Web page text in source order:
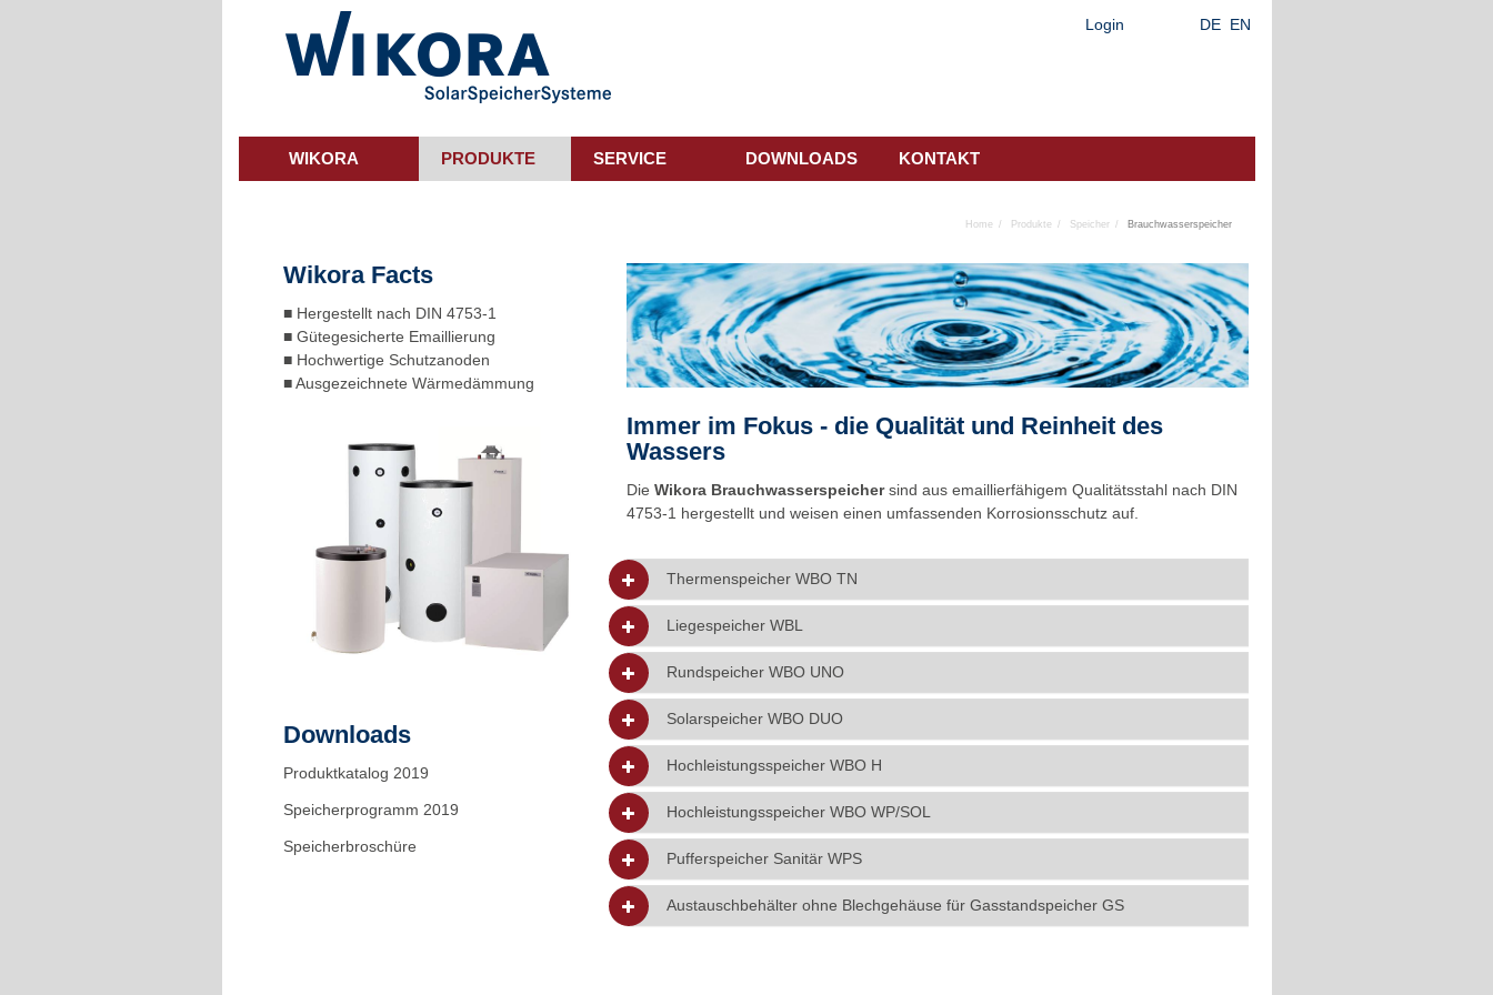
DE EN
Login
WIKORA PRODUKTE SERVICE DOWNLOADS KONTAKT
Home Produkte Speicher Brauchwasserspeicher
Immer im Fokus - die Qualität und Reinheit des
Wassers
DieWikora Brauchwasserspeichersind aus emaillierfähigem Qualitätsstahl nach DIN
4753-1 hergestellt und weisen einen umfassenden Korrosionsschutz auf.
Thermenspeicher WBO TN
Liegespeicher WBL
Rundspeicher WBO UNO
Solarspeicher WBO DUO
Hochleistungsspeicher WBO H
Hochleistungsspeicher WBO WP/SOL
Pufferspeicher Sanitär WPS
Austauschbehälter ohne Blechgehäuse für Gasstandspeicher GS
Wikora Facts
■ Hergestellt nach DIN 4753-1
■ Gütegesicherte Emaillierung
■ Hochwertige Schutzanoden
■ Ausgezeichnete Wärmedämmung
Downloads
Produktkatalog 2019
Speicherprogramm 2019
Speicherbroschüre